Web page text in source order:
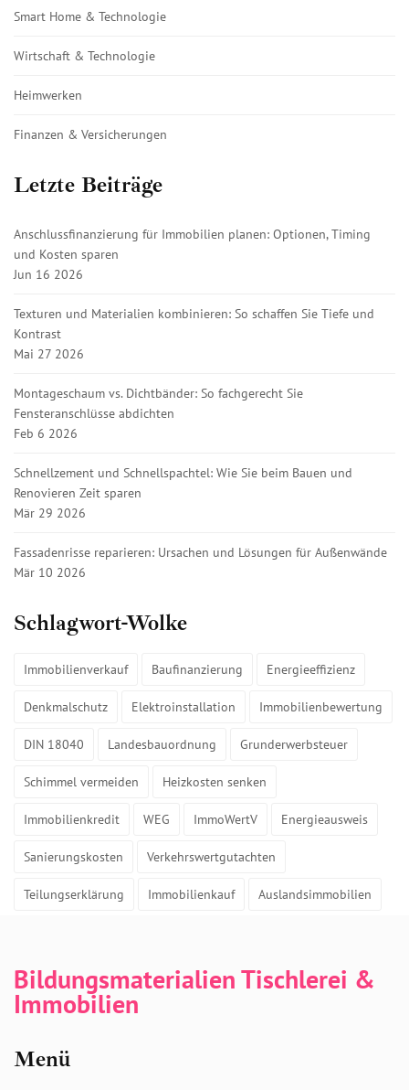
Smart Home & Technologie
Wirtschaft & Technologie
Heimwerken
Finanzen & Versicherungen
Letzte Beiträge
Anschlussfinanzierung für Immobilien planen: Optionen, Timing
und Kosten sparen
Jun 16 2026
Texturen und Materialien kombinieren: So schaffen Sie Tiefe und
Kontrast
Mai 27 2026
Montageschaum vs. Dichtbänder: So fachgerecht Sie
Fensteranschlüsse abdichten
Feb 6 2026
Schnellzement und Schnellspachtel: Wie Sie beim Bauen und
Renovieren Zeit sparen
Mär 29 2026
Fassadenrisse reparieren: Ursachen und Lösungen für Außenwände
Mär 10 2026
Schlagwort-Wolke
Immobilienverkauf Baufinanzierung Energieeffizienz
Denkmalschutz Elektroinstallation Immobilienbewertung
DIN 18040 Landesbauordnung Grunderwerbsteuer
Schimmel vermeiden Heizkosten senken
Immobilienkredit WEG ImmoWertV Energieausweis
Sanierungskosten Verkehrswertgutachten
Teilungserklärung Immobilienkauf Auslandsimmobilien
Bildungsmaterialien Tischlerei &
Immobilien
Menü